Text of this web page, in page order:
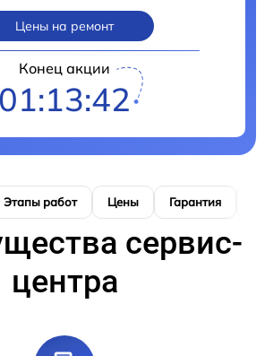
Цены на ремонт
Конец акции
01:13:41
Этапы работ Цены Гарантия
сервис-
центра